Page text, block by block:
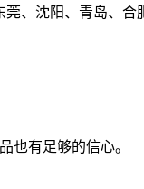
、沈阳、青岛、合
也有足够的信心。